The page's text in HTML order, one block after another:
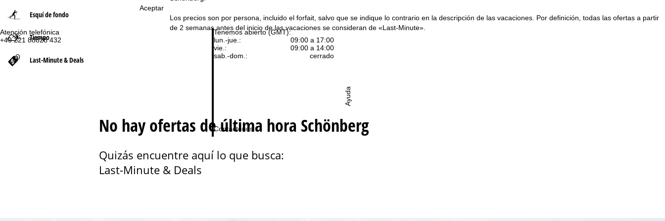
Aceptar
Atención telefónica
+49 221 88828 432
Tenemos abierto (GMT):
lun.-jue.:
09:00 a 17:00
vie.:
09:00 a 14:00
sab.-dom.:
cerrado
Contáctenos
Ayuda
Esquí de fondo
Tiempo
Last-Minute & Deals
n
i
Los precios son por persona, incluido el forfait, salvo que se indique lo contrario en la descripción de las vacaciones. Por definición, todas las ofertas a partir
de 2 semanas antes del inicio de las vacaciones se consideran de «Last-Minute».
No hay ofertas de última hora Schönberg
Quizás encuentre aquí lo que busca:
Last-Minute & Deals